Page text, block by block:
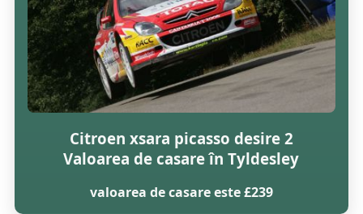
Citroen xsara picasso desire 2
Valoarea de casare în Tyldesley
valoarea de casare este £239